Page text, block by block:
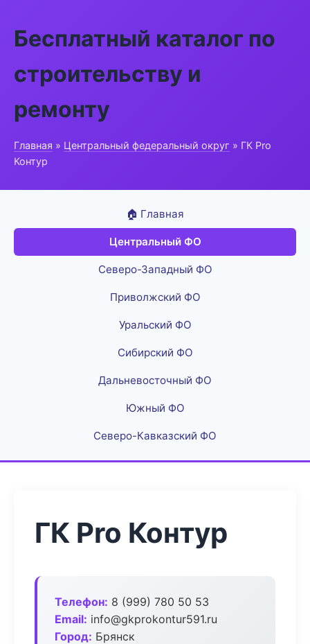
Бесплатный каталог по
строительству и
ремонту
Главная » Центральный федеральный округ » ГК Pro
Контур
🏠 Главная
Центральный ФО
Северо-Западный ФО
Приволжский ФО
Уральский ФО
Сибирский ФО
Дальневосточный ФО
Южный ФО
Северо-Кавказский ФО
ГК Pro Контур
Телефон: 8 (999) 780 50 53
Email: info@gkprokontur591.ru
Город: Брянск